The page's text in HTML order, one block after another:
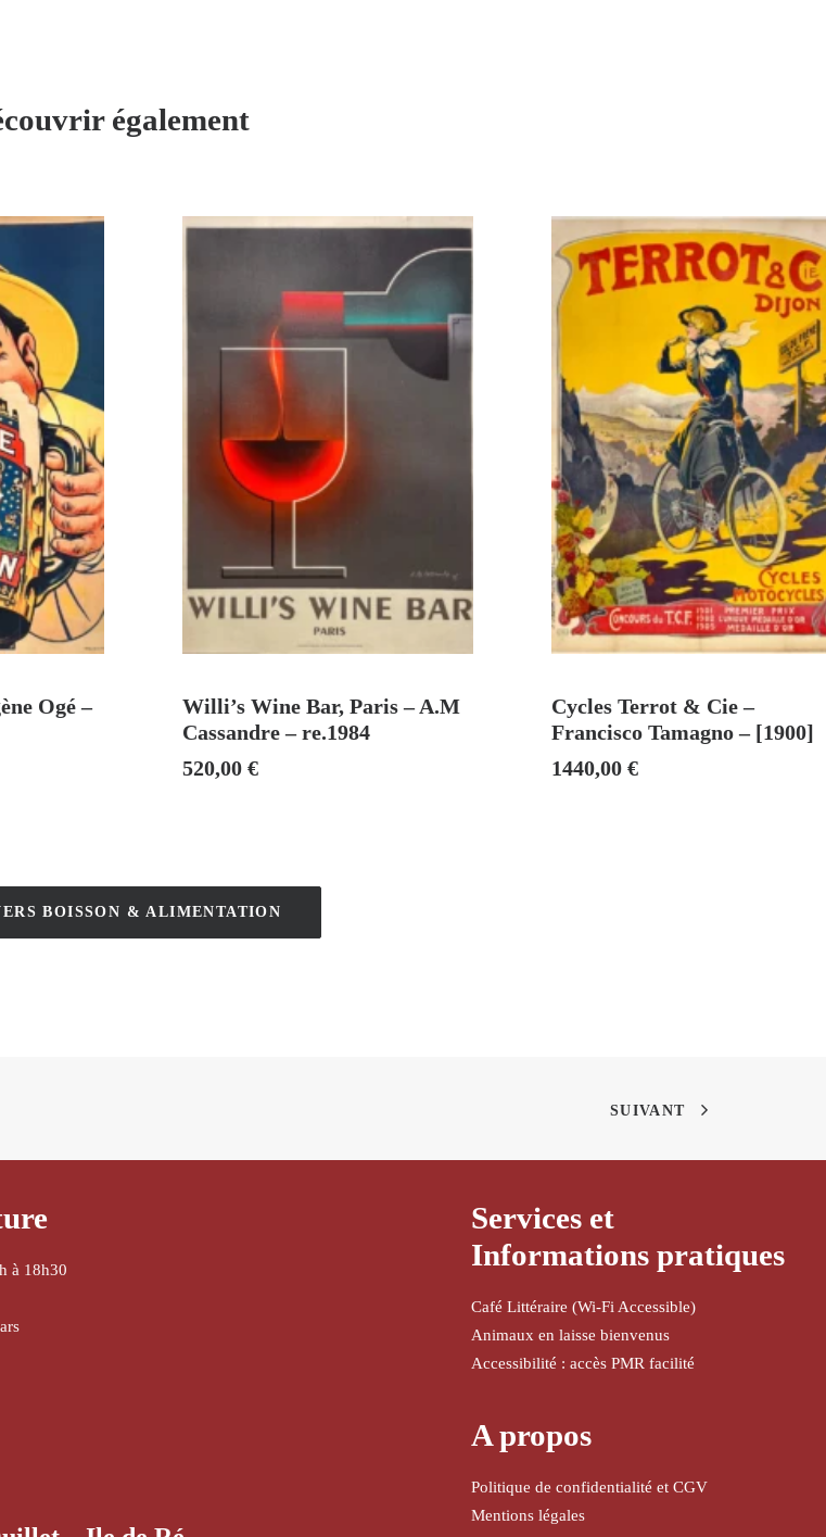
Auzolle
également
Ogé –
Willi’s Wine Bar, Paris – A.M
Cassandre – re.1984
520,00€
Cycles Terrot & Cie –
Francisco Tamagno – [1900]
1440,00€
BOISSON & ALIMENTATION
SUIVANT
à 18h30
Services et
Informations pratiques
Café Littéraire (Wi-Fi Accessible)
Animaux en laisse bienvenus
Accessibilité : accès PMR facilité
A propos
Politique de confidentialité et CGV
Mentions légales